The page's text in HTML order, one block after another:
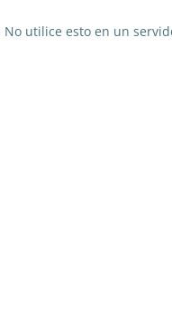
utilice esto en un